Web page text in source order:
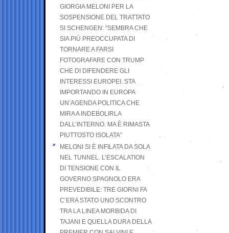
GIORGIA MELONI PER LA
SOSPENSIONE DEL TRATTATO
SI SCHENGEN: “SEMBRA CHE
SIA PIÙ PREOCCUPATA DI
TORNARE A FARSI
FOTOGRAFARE CON TRUMP
CHE DI DIFENDERE GLI
INTERESSI EUROPEI. STA
IMPORTANDO IN EUROPA
UN’AGENDA POLITICA CHE
MIRA A INDEBOLIRLA
DALL’INTERNO. MA È RIMASTA
PIUTTOSTO ISOLATA”
MELONI SI È INFILATA DA SOLA
NEL TUNNEL. L’ESCALATION
DI TENSIONE CON IL
GOVERNO SPAGNOLO ERA
PREVEDIBILE: TRE GIORNI FA
C’ERA STATO UNO SCONTRO
TRA LA LINEA MORBIDA DI
TAJANI E QUELLA DURA DELLA